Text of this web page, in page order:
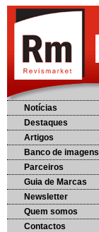
Notícias
Destaques
Artigos
Banco de imagens
Parceiros
Guia de Marcas
Newsletter
Quem somos
Contactos